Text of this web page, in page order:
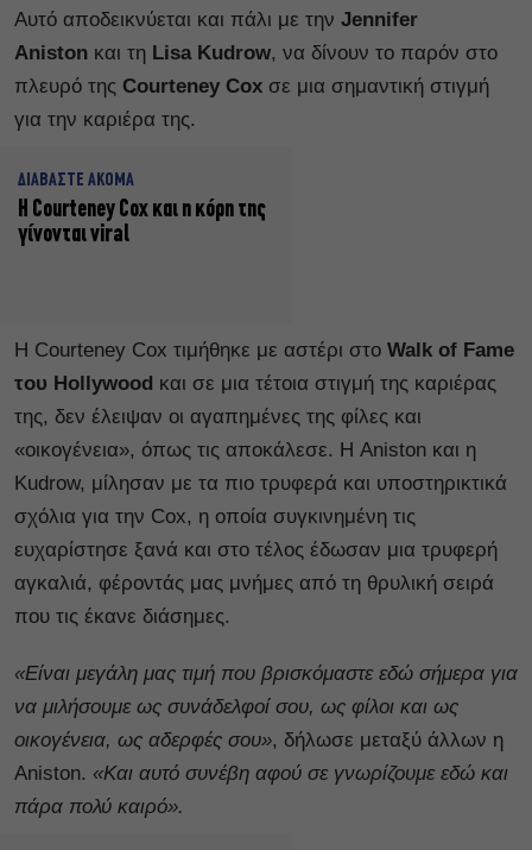
Αυτό αποδεικνύεται και πάλι με την Jennifer
Aniston και τη Lisa Kudrow, να δίνουν το παρόν στο
πλευρό της Courteney Cox σε μια σημαντική στιγμή
για την καριέρα της.
ΔΙΑΒΑΣΤΕ ΑΚΟΜΑ
Η Courteney Cox και η κόρη της
γίνονται viral
Η Courteney Cox τιμήθηκε με αστέρι στο Walk of Fame
του Hollywood και σε μια τέτοια στιγμή της καριέρας
της, δεν έλειψαν οι αγαπημένες της φίλες και
«οικογένεια», όπως τις αποκάλεσε. Η Aniston και η
Kudrow, μίλησαν με τα πιο τρυφερά και υποστηρικτικά
σχόλια για την Cox, η οποία συγκινημένη τις
ευχαρίστησε ξανά και στο τέλος έδωσαν μια τρυφερή
αγκαλιά, φέροντάς μας μνήμες από τη θρυλική σειρά
που τις έκανε διάσημες.
«Είναι μεγάλη μας τιμή που βρισκόμαστε εδώ σήμερα για
να μιλήσουμε ως συνάδελφοί σου, ως φίλοι και ως
οικογένεια, ως αδερφές σου», δήλωσε μεταξύ άλλων η
Aniston. «Και αυτό συνέβη αφού σε γνωρίζουμε εδώ και
πάρα πολύ καιρό».